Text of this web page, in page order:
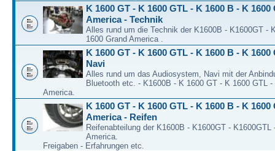
K 1600 GT - K 1600 GTL - K 1600 B - K 1600
America - Technik
Alles rund um die Technik der K1600B - K1600GT -
1600 Grand America .
K 1600 GT - K 1600 GTL - K 1600 B - K 1600
Navi
Alles rund um das Audiosystem, Navi mit der
Bluetooth etc. - K1600B - K 1600 GT - K 1600 GTL -
America.
K 1600 GT - K 1600 GTL - K 1600 B - K 1600
America - Reifen
Reifenabteilung der K1600B - K1600GT - K1600GTL
America.
Freigaben - Erfahrungen etc.